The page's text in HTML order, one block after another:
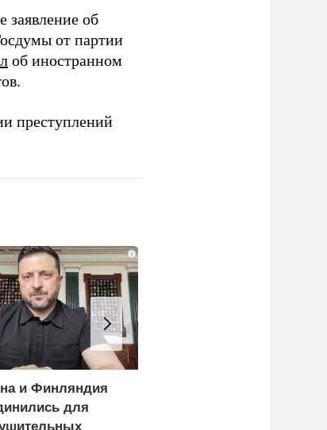
заявление об
от партии
об иностранном
преступлений
i
и Финляндия
для